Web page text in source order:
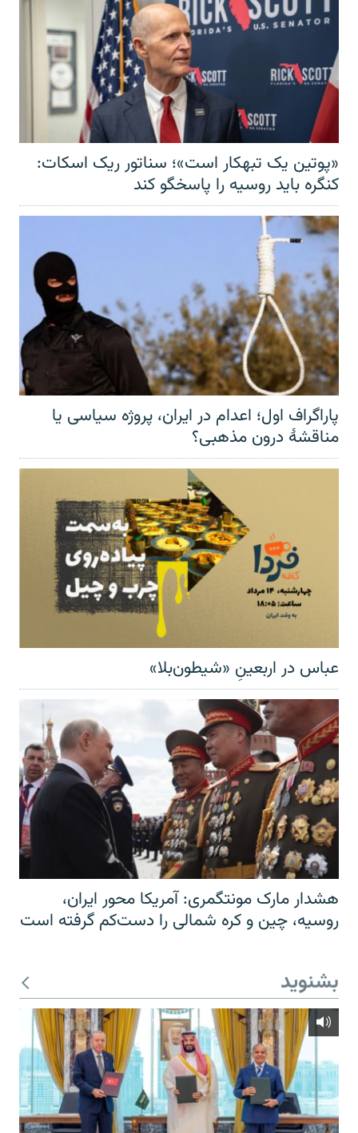
«پوتین یک تبهکار است»؛ سناتور ریک اسکات:
کنگره باید روسیه را پاسخگو کند
پاراگراف اول؛ اعدام در ایران، پروژه سیاسی یا
مناقشهٔ درون مذهبی؟
عباس در اربعینِ «شیطون‌بلا»
هشدار مارک مونتگمری: آمریکا محور ایران،
روسیه، چین و کره شمالی را دست‌کم گرفته است
بشنوید